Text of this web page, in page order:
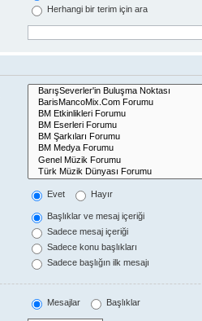
Herhangi bir terim için ara
Evet Hayır
Başlıklar ve mesaj içeriği
Sadece mesaj içeriği
Sadece konu başlıkları
Sadece başlığın ilk mesajı
Mesajlar Başlıklar